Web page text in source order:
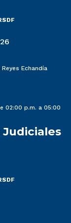
Echandía
02:00 p.m. a 05:00
Judiciales